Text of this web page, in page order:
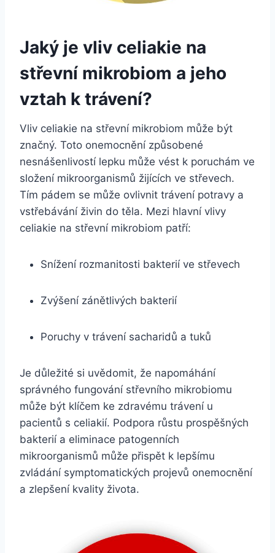
Jaký je vliv celiakie na
střevní mikrobiom a jeho
vztah k trávení?
Vliv celiakie na střevní mikrobiom může být
značný. Toto onemocnění způsobené
nesnášenlivostí lepku může vést k poruchám ve
složení mikroorganismů žijících ve střevech.
Tím pádem se může ovlivnit trávení potravy a
vstřebávání živin do těla. Mezi hlavní vlivy
celiakie na střevní mikrobiom patří:
Snížení rozmanitosti bakterií ve střevech
Zvýšení zánětlivých bakterií
Poruchy v trávení sacharidů a tuků
Je důležité si uvědomit, že napomáhání
správného fungování střevního mikrobiomu
může být klíčem ke zdravému trávení u
pacientů s celiakií. Podpora růstu prospěšných
bakterií a eliminace patogenních
mikroorganismů může přispět k lepšímu
zvládání symptomatických projevů onemocnění
a zlepšení kvality života.